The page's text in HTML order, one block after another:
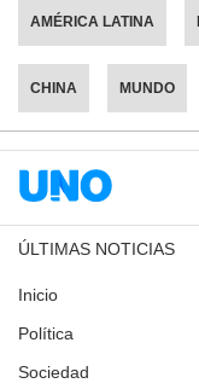
AMÉRICA LATINA
CHINA MUNDO
ÚLTIMAS NOTICIAS
Inicio
Política
Sociedad